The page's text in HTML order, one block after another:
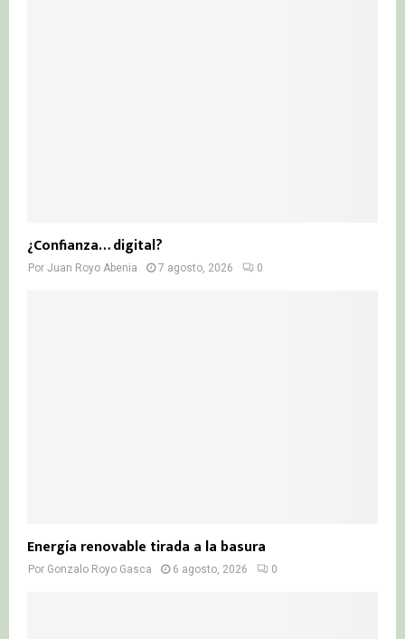
¿Confianza… digital?
Por Juan Royo Abenia 7 agosto, 2026 0
Energía renovable tirada a la basura
Por Gonzalo Royo Gasca 6 agosto, 2026 0